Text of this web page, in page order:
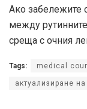
Ако забележите
между
среща с очния
Tags: medical
актуализиране